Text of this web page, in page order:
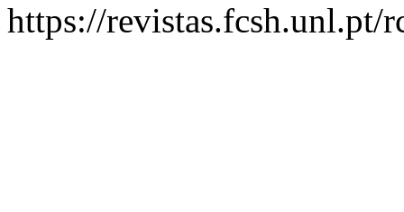
https://revistas.fcsh.unl.pt/